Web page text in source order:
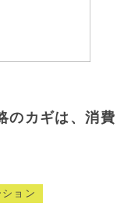
のカギは、消費
ョン